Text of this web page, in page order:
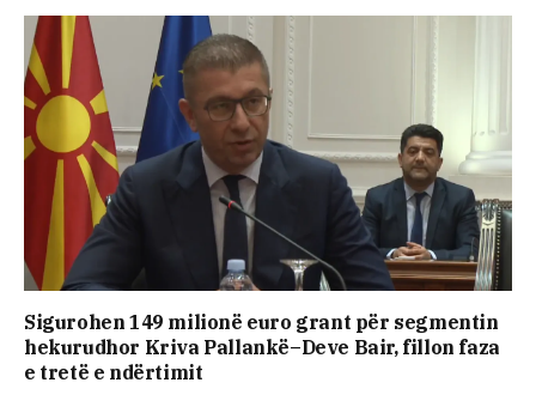
Sigurohen 149 milionë euro grant për segmentin
hekurudhor Kriva Pallankë–Deve Bair, fillon faza
e tretë e ndërtimit